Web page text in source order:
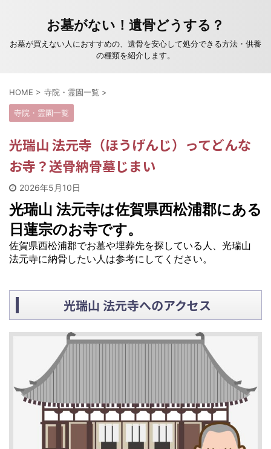
お墓がない！遺骨どうする？
お墓が買えない人におすすめの、遺骨を安心して処分できる方法・供養
の種類を紹介します。
HOME > 寺院・霊園一覧 >
寺院・霊園一覧
光瑞山 法元寺（ほうげんじ）ってどんな
お寺？送骨納骨墓じまい
2026年5月10日
光瑞山 法元寺は佐賀県西松浦郡にある
日蓮宗のお寺です。
佐賀県西松浦郡でお墓や埋葬先を探している人、光瑞山
法元寺に納骨したい人は参考にしてください。
光瑞山 法元寺へのアクセス